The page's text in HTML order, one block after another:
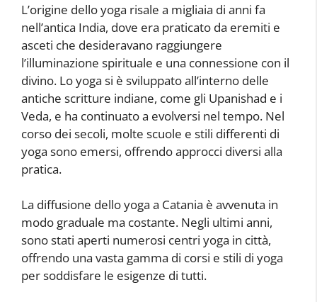
L’origine dello yoga risale a migliaia di anni fa
nell’antica India, dove era praticato da eremiti e
asceti che desideravano raggiungere
l’illuminazione spirituale e una connessione con il
divino. Lo yoga si è sviluppato all’interno delle
antiche scritture indiane, come gli Upanishad e i
Veda, e ha continuato a evolversi nel tempo. Nel
corso dei secoli, molte scuole e stili differenti di
yoga sono emersi, offrendo approcci diversi alla
pratica.
La diffusione dello yoga a Catania è avvenuta in
modo graduale ma costante. Negli ultimi anni,
sono stati aperti numerosi centri yoga in città,
offrendo una vasta gamma di corsi e stili di yoga
per soddisfare le esigenze di tutti.